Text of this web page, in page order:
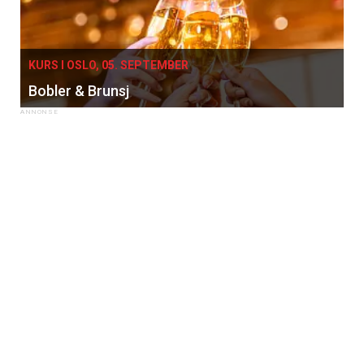
KURS I OSLO, 05. SEPTEMBER
Bobler & Brunsj